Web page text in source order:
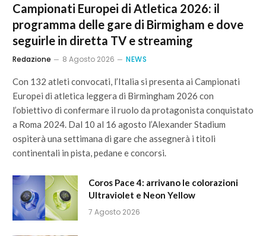
Campionati Europei di Atletica 2026: il
programma delle gare di Birmigham e dove
seguirle in diretta TV e streaming
Redazione 8 Agosto 2026 NEWS
Con 132 atleti convocati, l’Italia si presenta ai Campionati
Europei di atletica leggera di Birmingham 2026 con
l’obiettivo di confermare il ruolo da protagonista conquistato
a Roma 2024. Dal 10 al 16 agosto l’Alexander Stadium
ospiterà una settimana di gare che assegnerà i titoli
continentali in pista, pedane e concorsi.
Coros Pace 4: arrivano le colorazioni
Ultraviolet e Neon Yellow
7 Agosto 2026